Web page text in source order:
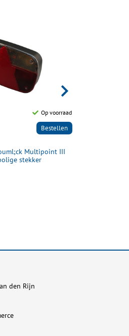
Op voorraad
Bestellen
Multipoint III
stekker
den Rijn